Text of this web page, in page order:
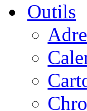
Outils